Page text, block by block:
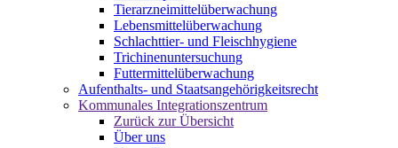
Tierarzneimittelüberwachung
Lebensmittelüberwachung
Schlachttier- und Fleischhygiene
Trichinenuntersuchung
Futtermittelüberwachung
Aufenthalts- und Staatsangehörigkeitsrecht
Kommunales Integrationszentrum
Zurück zur Übersicht
Über uns